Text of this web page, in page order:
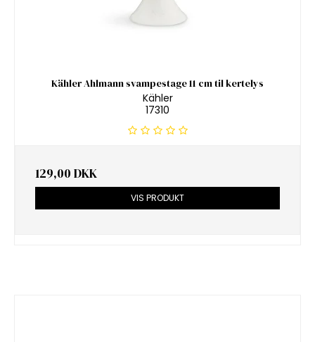
Kähler Ahlmann svampestage 11 cm til kertelys
Kähler
17310
129,00 DKK
VIS PRODUKT